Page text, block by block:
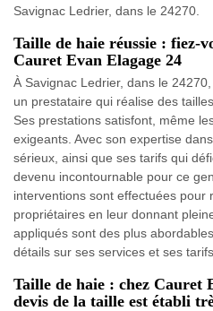
Savignac Ledrier, dans le 24270.
Taille de haie réussie : fiez-
Cauret Evan Elagage 24
À Savignac Ledrier, dans le
un prestataire qui réalise des
Ses prestations satisfont, même
exigeants. Avec son expertise
sérieux, ainsi que ses tarifs qui
devenu incontournable pour ce
interventions sont effectuées pour
propriétaires en leur donnant
appliqués sont des plus
détails sur ses services et ses
Taille de haie : chez Cauret
devis de la taille est établi